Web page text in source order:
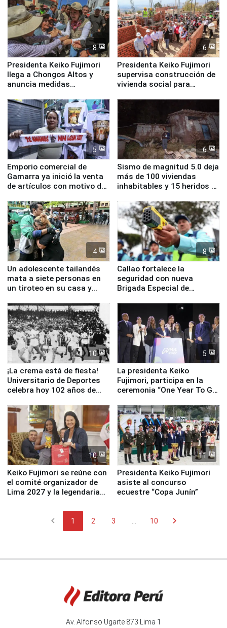
8
Presidenta Keiko Fujimori
llega a Chongos Altos y
anuncia medidas
educación, salud y empleo
6
Presidenta Keiko Fujimori
supervisa construcción de
vivienda social para
5
Emporio comercial de
Gamarra ya inició la venta
de artículos con motivo de
6
Sismo de magnitud 5.0 deja
más de 100 viviendas
inhabitables y 15 heridos en
4
Un adolescente tailandés
mata a siete personas en
un tiroteo en su casa y
8
Callao fortalece la
seguridad con nueva
Brigada Especial de
equipamiento para
Serenazgo
10
¡La crema está de fiesta!
Universitario de Deportes
celebra hoy 102 años de
5
La presidenta Keiko
Fujimori, participa en la
ceremonia “One Year To Go
10
Keiko Fujimori se reúne con
el comité organizador de
Lima 2027 y la legendaria
11
Presidenta Keiko Fujimori
asiste al concurso
ecuestre “Copa Junín”
chevron_left 1 2 3 10 chevron_right
Av. Alfonso Ugarte 873 Lima 1